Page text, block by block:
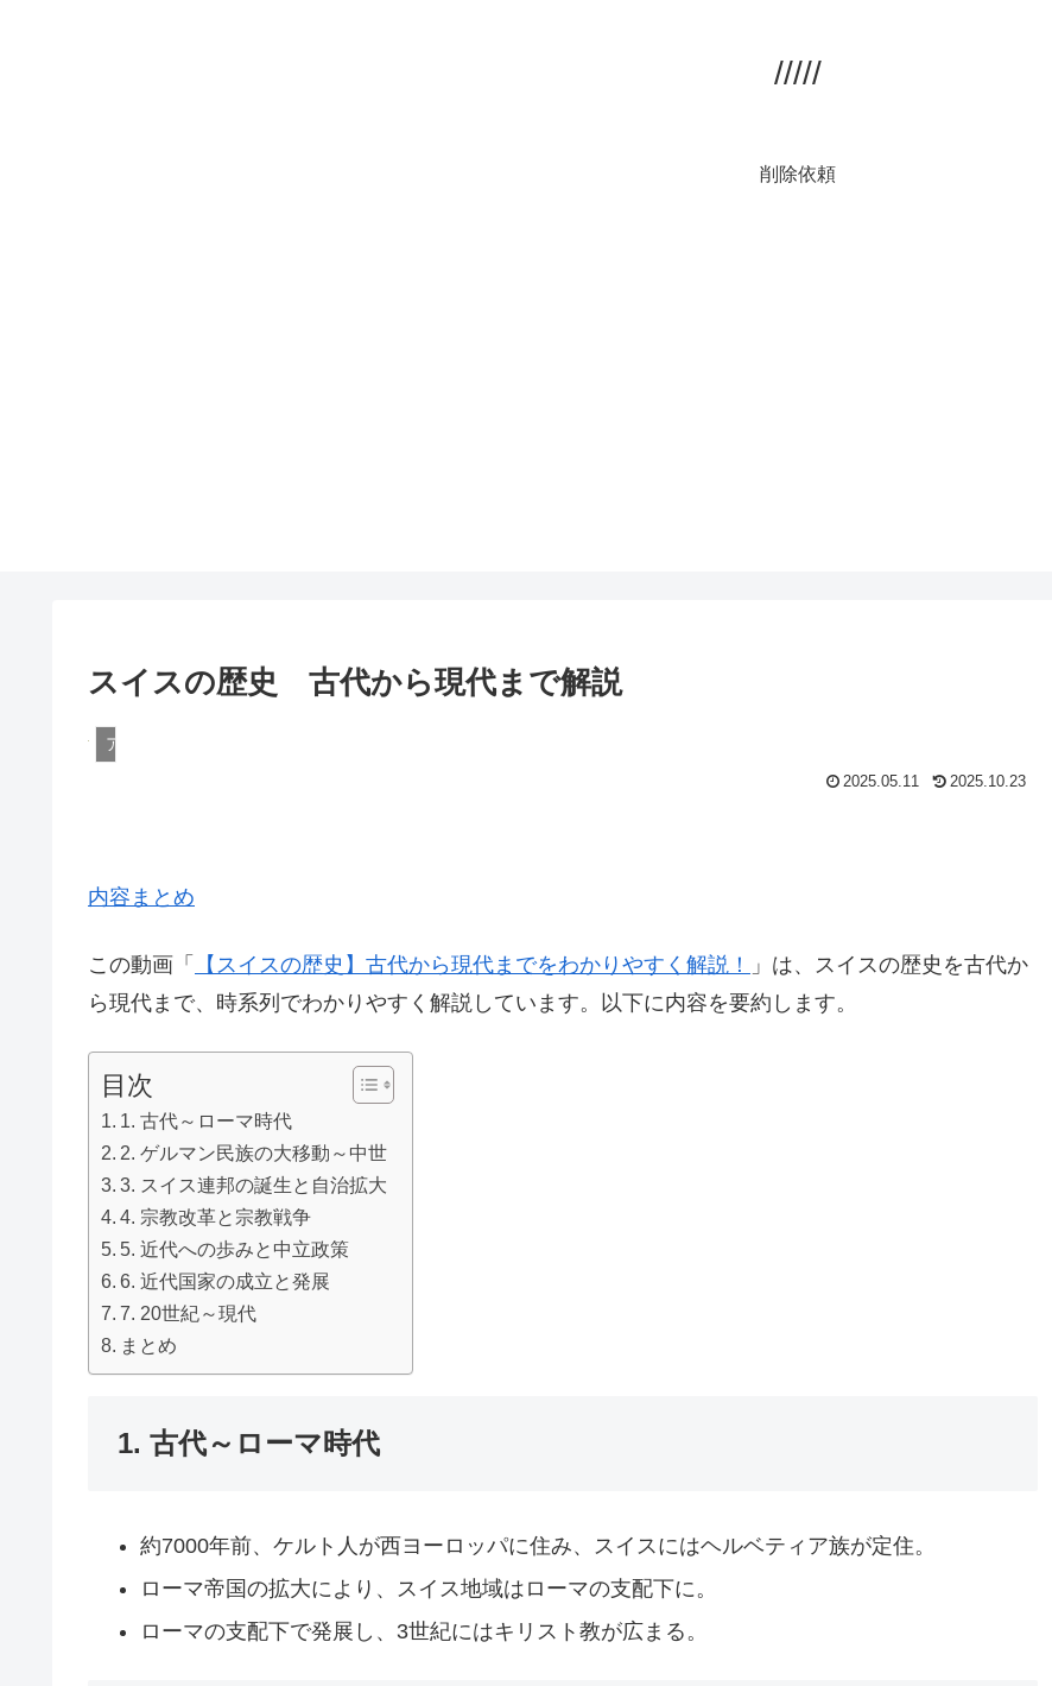
/////
削除依頼
スイスの歴史 古代から現代まで解説
アメリカ
2025.05.11 2025.10.23
内容まとめ
この動画「 【スイスの歴史】古代から現代までをわかりやすく解説！
」は、スイスの歴史を古代か
ら現代まで、時系列でわかりやすく解説しています。以下に内容を要約します。
目次
1. 古代～ローマ時代
2. ゲルマン民族の大移動～中世
3. スイス連邦の誕生と自治拡大
4. 宗教改革と宗教戦争
5. 近代への歩みと中立政策
6. 近代国家の成立と発展
7. 20世紀～現代
まとめ
1. 古代～ローマ時代
約7000年前、ケルト人が西ヨーロッパに住み、スイスにはヘルベティア族が定住。
ローマ帝国の拡大により、スイス地域はローマの支配下に。
ローマの支配下で発展し、3世紀にはキリスト教が広まる。